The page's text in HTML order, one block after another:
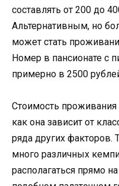
составлять от 200 до
Альтернативным, но
может стать
Номер в пансионате с
примерно в 2500
Стоимость проживания
как она зависит от
ряда других факторов.
много различных
располагаться прямо